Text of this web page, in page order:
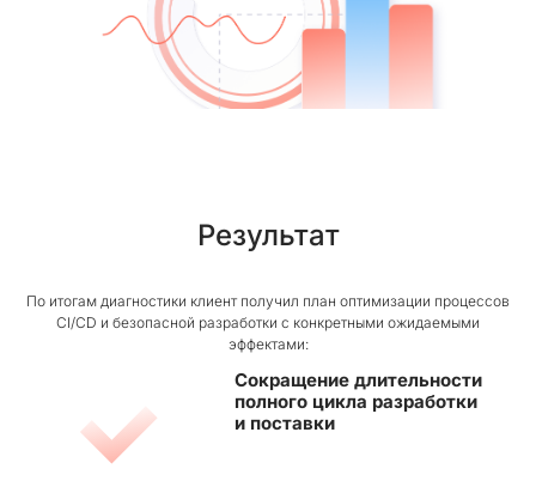
Результат
По итогам диагностики клиент получил план оптимизации процессов
CI/CD и безопасной разработки с конкретными ожидаемыми
эффектами:
Сокращение длительности
полного цикла разработки
и поставки